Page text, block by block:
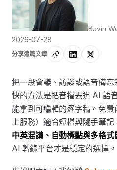
Kevin
2026-07-28
分享這篇文章
把一段會議、訪談或語音備忘
快的方法是把音檔丟進 AI 語
能拿到可編輯的逐字稿。免
上服務）適合短檔與隨手筆記
中英混講、自動標點與多格式
AI 轉錄平台才是穩定的選擇。